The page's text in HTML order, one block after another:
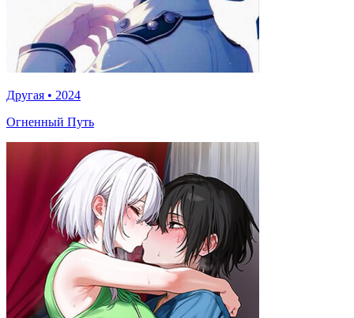
Другая • 2024
Огненный Путь